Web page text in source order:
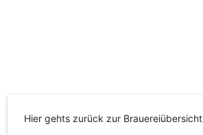
Hier gehts zurück zur Brauereiübersicht